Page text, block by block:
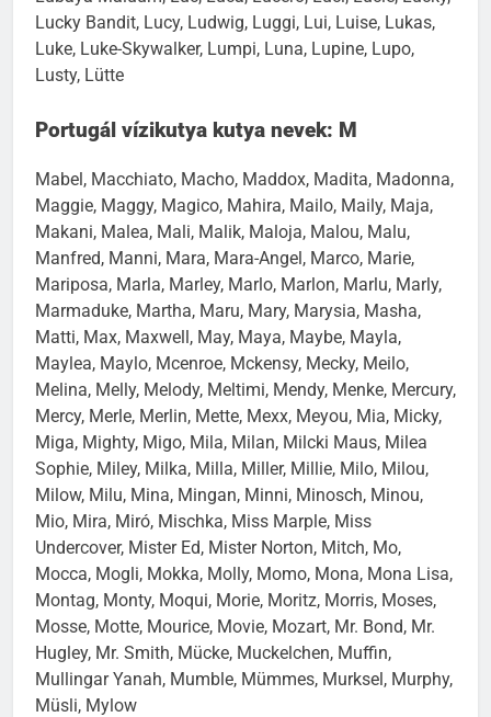
Lucky Bandit, Lucy, Ludwig, Luggi, Lui, Luise, Lukas,
Luke, Luke-Skywalker, Lumpi, Luna, Lupine, Lupo,
Lusty, Lütte
Portugál vízikutya kutya nevek: M
Mabel, Macchiato, Macho, Maddox, Madita, Madonna,
Maggie, Maggy, Magico, Mahira, Mailo, Maily, Maja,
Makani, Malea, Mali, Malik, Maloja, Malou, Malu,
Manfred, Manni, Mara, Mara-Angel, Marco, Marie,
Mariposa, Marla, Marley, Marlo, Marlon, Marlu, Marly,
Marmaduke, Martha, Maru, Mary, Marysia, Masha,
Matti, Max, Maxwell, May, Maya, Maybe, Mayla,
Maylea, Maylo, Mcenroe, Mckensy, Mecky, Meilo,
Melina, Melly, Melody, Meltimi, Mendy, Menke, Mercury,
Mercy, Merle, Merlin, Mette, Mexx, Meyou, Mia, Micky,
Miga, Mighty, Migo, Mila, Milan, Milcki Maus, Milea
Sophie, Miley, Milka, Milla, Miller, Millie, Milo, Milou,
Milow, Milu, Mina, Mingan, Minni, Minosch, Minou,
Mio, Mira, Miró, Mischka, Miss Marple, Miss
Undercover, Mister Ed, Mister Norton, Mitch, Mo,
Mocca, Mogli, Mokka, Molly, Momo, Mona, Mona Lisa,
Montag, Monty, Moqui, Morie, Moritz, Morris, Moses,
Mosse, Motte, Mourice, Movie, Mozart, Mr. Bond, Mr.
Hugley, Mr. Smith, Mücke, Muckelchen, Muffin,
Mullingar Yanah, Mumble, Mümmes, Murksel, Murphy,
Müsli, Mylow